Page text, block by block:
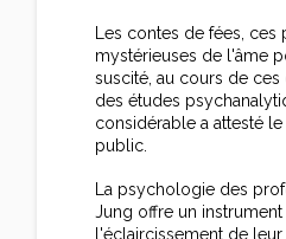
Les contes de fées, ces
mystérieuses de l'âme
suscité, au cours de ces
des études
considérable a attesté
public.
La psychologie des
Jung offre un
l'éclaircissement de